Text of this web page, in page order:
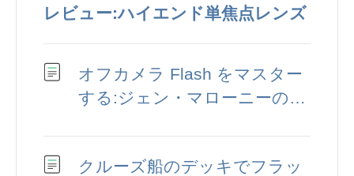
レビュー:ハイエンド単焦点レンズ
オフカメラ Flash をマスター
する:ジェン・マローニーのク
クルーズ船のデッキでフラッ